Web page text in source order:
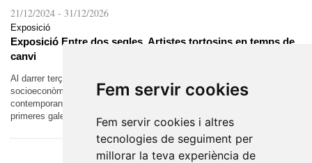
Fem servir cookies
Fem servir cookies i altres
tecnologies de seguiment per
millorar la teva experiència de
21/12/2024 - 31/12/2026
Exposició
Exposició Entre dos segles. Artistes tortosins en temps de
canvi
Al darrer terç del segle XIX, es van donar les condicions
socioeconòmiques que van permetre la formació del món artístic
contemporani. L’augment de la demanda va permetre l’aparició de les
primeres galeries i el...